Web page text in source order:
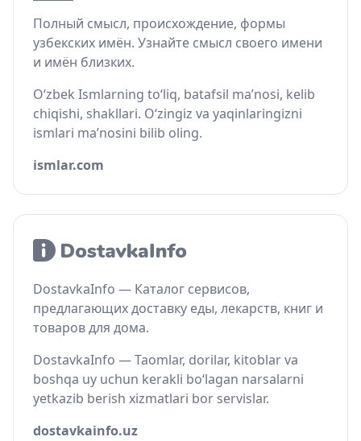
Полный смысл, происхождение, формы
узбекских имён. Узнайте смысл своего имени
и имён близких.
O‘zbek Ismlarning to‘liq, batafsil ma’nosi, kelib
chiqishi, shakllari. O‘zingiz va yaqinlaringizni
ismlari ma’nosini bilib oling.
ismlar.com
DostavkaInfo — Каталог сервисов,
предлагающих доставку еды, лекарств, книг и
товаров для дома.
DostavkaInfo — Taomlar, dorilar, kitoblar va
boshqa uy uchun kerakli bo‘lagan narsalarni
yetkazib berish xizmatlari bor servislar.
dostavkainfo.uz